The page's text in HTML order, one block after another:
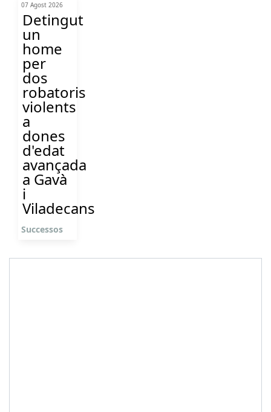
07 Agost 2026
Detingut
un
home
per
dos
robatoris
violents
a
dones
d'edat
avançada
a Gavà
i
Viladecans
Successos